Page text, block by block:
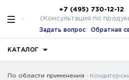
+7 (495) 730-12-12
(Консультация по
Задать вопрос Обратная
КАТАЛОГ
По области применения